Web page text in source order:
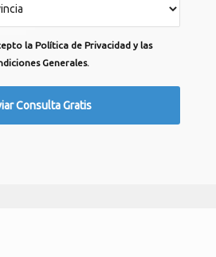
la Política de Privacidad y las
Generales.